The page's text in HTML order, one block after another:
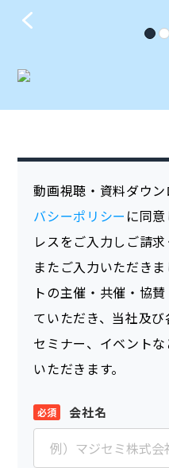
動画視聴・資料ダウン
バシーポリシー に同
レスをご入力しご請求
またご入力いただき
トの主催・共催・協
ていただき、当社及び
セミナー、イベント
いただきます。
会社名